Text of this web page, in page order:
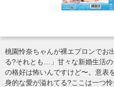
桃園怜奈ちゃんが裸エプロンでお
る?それとも…」甘々な新婚生活
の格好は怖いんですけど〜。意表
身的な愛が溢れてる?ここは一つ